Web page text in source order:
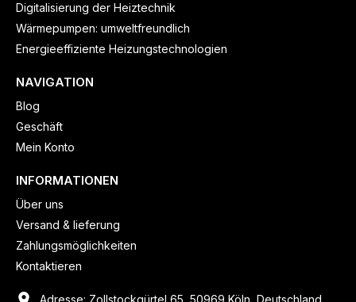
Digitalisierung der Heiztechnik
Wärmepumpen: umweltfreundlich
Energieeffiziente Heizungstechnologien
NAVIGATION
Blog
Geschäft
Mein Konto
INFORMATIONEN
Über uns
Versand & lieferung
Zahlungsmöglichkeiten
Kontaktieren